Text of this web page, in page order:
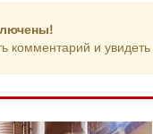
комментарий и